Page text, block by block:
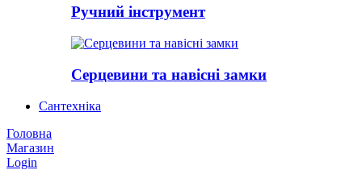
Ручний інструмент
Серцевини та навісні замки
Сантехніка
Головна
Магазин
Login